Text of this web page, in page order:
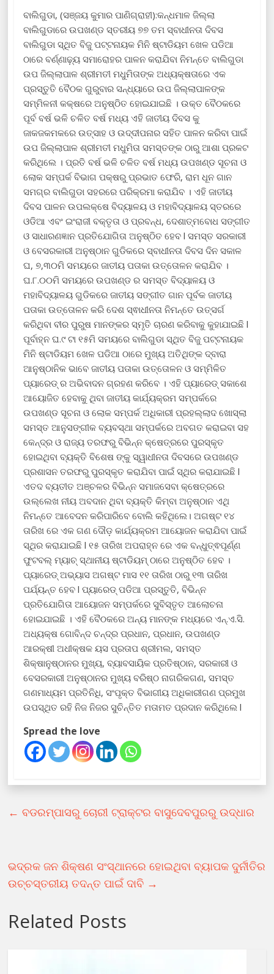
ବାଲିଗୁଡା, (ସଞ୍ଜୟ କୁମାର ପାଣିଗ୍ରାହୀ):କନ୍ଧମାଳ ଜିଲ୍ଲା
ବାଲିଗୁଡାରେ ଉପଖଣ୍ଡ ସ୍ତରୀୟ ୭୭ ତମ ସ୍ବାଧୀନତା ଦିବସ
ବାଲିଗୁଡା ସ୍ଥିତ ବିଜୁ ପଟ୍ଟନାୟକ ମିନି ଷ୍ଟାଡିୟମ ଖେଳ ପଡିଆ
ଠାରେ ବର୍ଣ୍ଣାଢ଼୍ୟ ସମାରୋହର ପାଳନ କରାଯିବା ନିମନ୍ତେ ବାଲିଗୁଡା
ଉପ ଜିଲ୍ଲାପାଳ ଶ୍ରୀମତୀ ମଧୁମିତାଙ୍କ ଅଧ୍ୟକ୍ଷତାରେ ଏକ
ପ୍ରସ୍ତୁତି ବୈଠକ ଗୁରୁବାର ସନ୍ଧ୍ୟାରେ ଉପ ଜିଲ୍ଲାପାଳଙ୍କ
ସମ୍ମିଳନୀ କକ୍ଷରେ ଅନୁଷ୍ଠିତ ହୋଇଯାଇଛି । ଉକ୍ତ ବୈଠକରେ
ପୂର୍ବ ବର୍ଷ ଭଳି ଚଳିତ ବର୍ଷ ମଧ୍ୟ ଏହି ଜାତୀୟ ଦିବସ କୁ
ଜାକଜକମକରେ ଉତ୍ସାହ ଓ ଉଦ୍ଦୀପନାର ସହିତ ପାଳନ କରିବା ପାଇଁ
ଉପ ଜିଲ୍ଲାପାଳ ଶ୍ରୀମତୀ ମଧୁମିତା ସମସ୍ତଙ୍କ ଠାରୁ ଆଶା ପ୍ରକଟ
କରିଥିଲେ । ପ୍ରତି ବର୍ଷ ଭଳି ଚଳିତ ବର୍ଷ ମଧ୍ୟ ଉପଖଣ୍ଡ ସୂଚନା ଓ
ଲୋକ ସମ୍ପର୍କ ବିଭାଗ ପକ୍ଷରୁ ପ୍ରଭାତ ଫେରି, ରାମ ଧୂନ ଗାନ
ସମଗ୍ର ବାଲିଗୁଡା ସହରରେ ପରିକ୍ରମା କରାଯିବ । ଏହି ଜାତୀୟ
ଦିବସ ପାଳନ ଉପଲକ୍ଷେ ବିଦ୍ୟାଳୟ ଓ ମହାବିଦ୍ୟାଳୟ ସ୍ତରରେ
ଓଡିଆ ଏବଂ ଇଂରାଜୀ ବକ୍ତୃତା ଓ ପ୍ରବନ୍ଧ, ଦେଶାତ୍ମବୋଧ ସଙ୍ଗୀତ
ଓ ସାଧାରଣଜ୍ଞାନ ପ୍ରତିଯୋଗିତା ଅନୁଷ୍ଠିତ ହେବ l ସମସ୍ତ ସରକାରୀ
ଓ ବେସରକାରୀ ଅନୁଷ୍ଠାନ ଗୁଡିକରେ ସ୍ବାଧୀନତା ଦିବସ ଦିନ ସକାଳ
ଘ, ୭,୩୦ମି ସମୟରେ ଜାତୀୟ ପତାକା ଉତ୍ତୋଳନ କରାଯିବ ।
ଘ.୮.୦୦ମି ସମୟରେ ଉପଖଣ୍ଡ ର ସମସ୍ତ ବିଦ୍ୟାଳୟ ଓ
ମହାବିଦ୍ୟାଳୟ ଗୁଡିକରେ ଜାତୀୟ ସଙ୍ଗୀତ ଗାନ ପୂର୍ବକ ଜାତୀୟ
ପତାକା ଉତ୍ତୋଳନ କରି ଦେଶ ସ୍ଵାଧୀନତା ନିମନ୍ତେ ଉତ୍ସର୍ଗ
କରିଥିବା ବୀର ପୁରୁଷ ମାନଙ୍କର ସ୍ମୃତି ଚାରଣ କରିବାକୁ କୁହାଯାଇଛି l
ପୂର୍ବାହ୍ନ ଘ.୯ ଟା ୧୫ମି ସମୟରେ ବାଲିଗୁଡା ସ୍ଥିତ ବିଜୁ ପଟ୍ଟନାୟକ
ମିନି ଷ୍ଟାଡିୟମ ଖେଳ ପଡିଆ ଠାରେ ମୁଖ୍ୟ ଅତିଥିଙ୍କ ଦ୍ବାରା
ଆନୁଷ୍ଠାନିକ ଭାବେ ଜାତୀୟ ପତାକା ଉତ୍ତୋଳନ ଓ ସମ୍ମିଳିତ
ପ୍ୟାରେଡ୍ ର ଅଭିବାଦନ ଗ୍ରହଣ କରିବେ । ଏହି ପ୍ୟାରେଡ୍ ସକାଶେ
ଆୟୋଜିତ ହେବାକୁ ଥିବା ଜାତୀୟ କାର୍ଯ୍ୟକ୍ରମ ସମ୍ପର୍କରେ
ଉପଖଣ୍ଡ ସୂଚନା ଓ ଲୋକ ସମ୍ପର୍କ ଅଧିକାରୀ ପ୍ରହଲ୍ଲାଦ ଖୋସ୍ଲା
ସମସ୍ତ ଆନୁସଙ୍ଗୀକ ବ୍ୟବସ୍ଥା ସମ୍ପର୍କରେ ଅବଗତ କରାଇବା ସହ
କେନ୍ଦ୍ର ଓ ରାଜ୍ୟ ତରଫରୁ ବିଭିନ୍ନ କ୍ଷେତ୍ରରେ ପୁରସ୍କୃତ
ହୋଇଥିବା ବ୍ୟକ୍ତି ବିଶେଷ ଙ୍କୁ ସ୍ୱାଧୀନତା ଦିବସରେ ଉପଖଣ୍ଡ
ପ୍ରଶାସନ ତରଫରୁ ପୁରସ୍କୃତ କରାଯିବା ପାଇଁ ସ୍ଥିର କରାଯାଇଛି l
ଏତଦ ବ୍ୟତୀତ ଅଞ୍ଚଳର ବିଭିନ୍ନ ସମାଜସେବା କ୍ଷେତ୍ରରେ
ଉଲ୍ଲେଖ ନୀୟ ଅବଦାନ ଥିବା ବ୍ୟକ୍ତି କିମ୍ବା ଅନୁଷ୍ଠାନ ଏଥି
ନିମନ୍ତେ ଆବେଦନ କରିପାରିବେ ବୋଲି କହିଥିଲେ। ଅଗଷ୍ଟ ୧୪
ତାରିଖ ରେ ଏକ ଗଣ ଦୌଡ଼ କାର୍ଯ୍ୟକ୍ରମ ଆୟୋଜନ କରାଯିବା ପାଇଁ
ସ୍ଥିର କରାଯାଇଛି l ୧୫ ତାରିଖ ଅପରାହ୍ନ ରେ ଏକ ବନ୍ଧୁତ୍ଵପୂର୍ଣ୍ଣ
ଫୁଟବଲ୍‌ ମ୍ୟାଚ୍ ସ୍ଥାନୀୟ ଷ୍ଟାଡିୟମ୍ ଠାରେ ଅନୁଷ୍ଠିତ ହେବ ।
ପ୍ୟାରେଡ୍ ଅଭ୍ୟାସ ଅଗଷ୍ଟ ମାସ ୧୧ ତାରିଖ ଠାରୁ ୧୩ ତାରିଖ
ପର୍ଯ୍ୟନ୍ତ ହେବ l ପ୍ୟାରେଡ୍ ପଡିଆ ପ୍ରସ୍ତୁତି, ବିଭିନ୍ନ
ପ୍ରତିଯୋଗିତା ଆୟୋଜନ ସମ୍ପର୍କରେ ସୁବିସ୍ତୃତ ଆଲୋଚନା
ହୋଇଯାଇଛି । ଏହି ବୈଠକରେ ଅନ୍ୟ ମାନଙ୍କ ମଧ୍ୟରେ ଏନ୍.ଏ.ସି.
ଅଧ୍ୟକ୍ଷ ଗୋବିନ୍ଦ ଚନ୍ଦ୍ର ପ୍ରଧାନ, ପ୍ରଧାନ, ଉପଖଣ୍ଡ
ଆରକ୍ଷୀ ଅଧୀକ୍ଷକ ୟସ ପ୍ରତାପ ଶ୍ରୀମଲ, ସମସ୍ତ
ଶିକ୍ଷାନୁଷ୍ଠାନର ମୁଖ୍ୟ, ବ୍ୟାବସାୟିକ ପ୍ରତିଷ୍ଠାନ, ସରକାରୀ ଓ
ବେସରକାରୀ ଅନୁଷ୍ଠାନର ମୁଖ୍ୟ ବରିଷ୍ଠ ନାଗରିକଗଣ, ସମସ୍ତ
ଗଣମାଧ୍ୟମ ପ୍ରତିନିଧି, ସଂପୃକ୍ତ ବିଭାଗୀୟ ଅଧିକାରୀଗଣ ପ୍ରମୁଖ
ଉପସ୍ଥିତ ରହି ନିଜ ନିଜର ସୁଚିନ୍ତିତ ମତାମତ ପ୍ରଦାନ କରିଥିଲେ l
Spread the love
← ବଡରମ୍ପାସରୁ ଚୋରୀ ଟ୍ରାକ୍ଟର ବାସୁଦେବପୁରରୁ ଉଦ୍ଧାର
ଭଦ୍ରକ ଜନ ଶିକ୍ଷଣ ସଂସ୍ଥାନରେ ହୋଇଥିବା ବ୍ୟାପକ ଦୁର୍ନୀତିର
ଉଚ୍ଚସ୍ତରୀୟ ତଦନ୍ତ ପାଇଁ ଦାବି →
Related Posts